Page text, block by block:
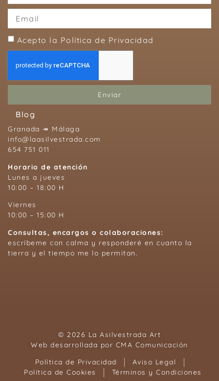
Acepto la Política de Privacidad
Enviar
Blog
Granada ↠ Málaga
info@laasilvestrada.com
654 751 011
Horario de atención
Lunes a jueves
10:00 – 18:00 H
Viernes
10:00 – 15:00 H
Consultas, encargos o colaboraciones:
escríbeme con calma y responderé en cuanto la
tierra y el tiempo me lo permitan.
© 2026 La Asilvestrada Art
Web desarrollada por CMA Comunicación
Política de Privacidad
Aviso Legal
Política de Cookies
Términos y Condiciones